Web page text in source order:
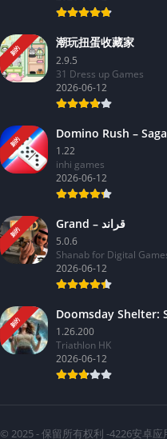
新的
潮玩扭蛋收藏家
2.9.5
31 Dress up Games
2026-06-12
新的
Domino Rush –
1.22
inhi games
2026-06-12
新的
Grand – قراند
5.0.6
Shanab for Digital
2026-06-12
新的
Doomsday Shelter:
1.26.200
Triathlon HK
2026-06-12
© 2025 - 保留所有权利 -4226安卓应